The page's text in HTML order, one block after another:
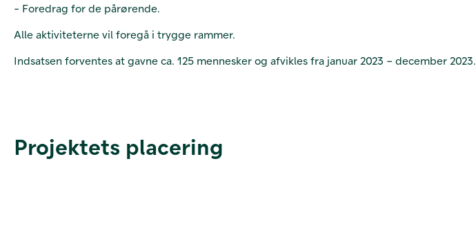
- Foredrag for de pårørende.
Alle aktiviteterne vil foregå i trygge rammer.
Indsatsen forventes at gavne ca. 125 mennesker og afvikles fra januar 2023 – december 2023.
Projektets placering